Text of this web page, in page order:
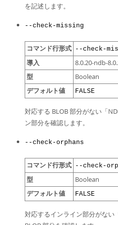
を記述します。
--check-missing
コマンド行形式 --check-
導入 8.0.20-ndb-
型 Boolean
デフォルト値 FALSE
対応する BLOB 部分がない「
ン部分を確認します。
--check-orphans
コマンド行形式 --check-
型 Boolean
デフォルト値 FALSE
対応するインライン部分がない